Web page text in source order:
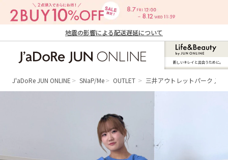
地震の影響による配送遅延について
ン オンライン）
新しいキレイと出合うために。
J'aDoRe JUN ONLINE SNaP/Me OUTLET 三井アウトレットパーク 入間